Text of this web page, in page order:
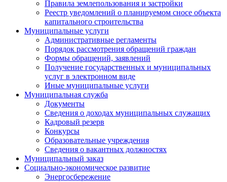
Правила землепользования и застройки
Реестр уведомлений о планируемом сносе объекта
капитального строительства
Муниципальные услуги
Административные регламенты
Порядок рассмотрения обращений граждан
Формы обращений, заявлений
Получение государственных и муниципальных
услуг в электронном виде
Иные муниципальные услуги
Муниципальная служба
Документы
Сведения о доходах муниципальных служащих
Кадровый резерв
Конкурсы
Образовательные учреждения
Сведения о вакантных должностях
Муниципальный заказ
Социально-экономическое развитие
Энергосбережение